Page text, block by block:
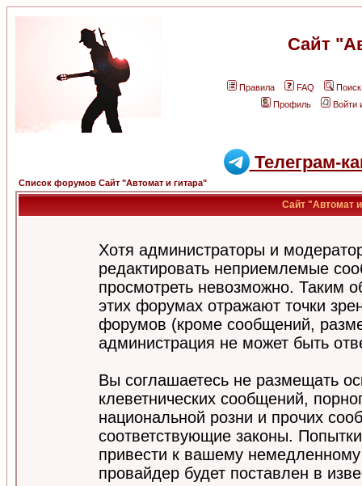
Сайт
Правила FAQ
Поиск
Профиль
Войти
Телеграм-
Список форумов Сайт "Автомат и гитара"
Сайт "Автомат и
Хотя администраторы и
редактировать неприемлемые
просмотреть невозможно. Таким
этих форумах отражают точки
форумов (кроме сообщений,
администрация не может быть
Вы соглашаетесь не размещать
клеветнических сообщений,
национальной розни и прочих
соответствующие законы.
привести к вашему
провайдер будет поставлен в